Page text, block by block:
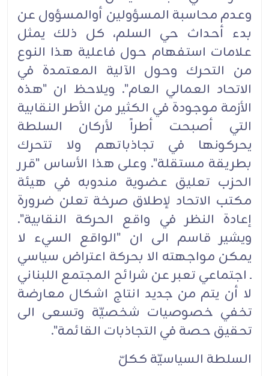
وعدم محاسبة المسؤولين أوالمسؤول عن
بدء أحداث حي السلم، كل ذلك يمثل
علامات استفهام حول فاعلية هذا النوع
من التحرك وحول الآلية المعتمدة في
الاتحاد العمالي العام". ويلاحظ ان "هذه
الأزمة موجودة في الكثير من الأطر النقابية
التي أصبحت أطراً لأركان السلطة
يحركونها في تجاذباتهم ولا تتحرك
بطريقة مستقلة". وعلى هذا الأساس "قرر
الحزب تعليق عضوية مندوبه في هيئة
مكتب الاتحاد لإطلاق صرخة تعلن ضرورة
إعادة النظر في واقع الحركة النقابية".
ويشير قاسم الى ان "الواقع السيء لا
يمكن مواجهته الا بحركة اعتراض سياسي
ـ اجتماعي تعبر عن شرائح المجتمع اللبناني
لا أن يتم من جديد انتاج اشكال معارضة
تخفي خصوصيات شخصيّة وتسعى الى
تحقيق حصة في التجاذبات القائمة".‏
السلطة السياسيّة ككلّ‏